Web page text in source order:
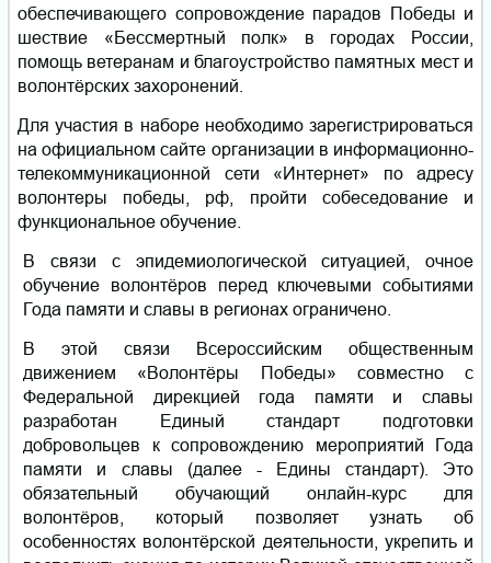
обеспечивающего сопровождение парадов Победы и
шествие «Бессмертный полк» в городах России,
помощь ветеранам и благоустройство памятных мест и
волонтёрских захоронений.
Для участия в наборе необходимо зарегистрироваться
на официальном сайте организации в информационно-
телекоммуникационной сети «Интернет» по адресу
волонтеры победы, рф, пройти собеседование и
функциональное обучение.
В связи с эпидемиологической ситуацией, очное
обучение волонтёров перед ключевыми событиями
Года памяти и славы в регионах ограничено.
В этой связи Всероссийским общественным
движением «Волонтёры Победы» совместно с
Федеральной дирекцией года памяти и славы
разработан Единый стандарт подготовки
добровольцев к сопровождению мероприятий Года
памяти и славы (далее - Едины стандарт). Это
обязательный обучающий онлайн-курс для
волонтёров, который позволяет узнать об
особенностях волонтёрской деятельности, укрепить и